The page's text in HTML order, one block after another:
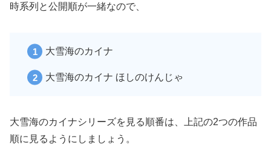
時系列と公開順が一緒なので、
大雪海のカイナ
大雪海のカイナ ほしのけんじゃ
大雪海のカイナシリーズを見る順番は、上記の2つの作品
順に見るようにしましょう。